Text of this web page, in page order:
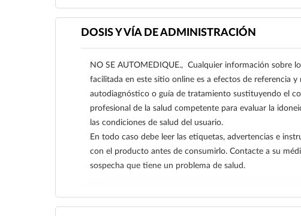
DOSIS Y VÍA DE ADMINISTRACIÓN
NO SE AUTOMEDIQUE., Cualquier información sobre
facilitada en este sitio online es a efectos de referencia y
autodiagnóstico o guía de tratamiento sustituyendo el
profesional de la salud competente para evaluar la
las condiciones de salud del usuario.
En todo caso debe leer las etiquetas, advertencias e
con el producto antes de consumirlo. Contacte a su
sospecha que tiene un problema de salud.